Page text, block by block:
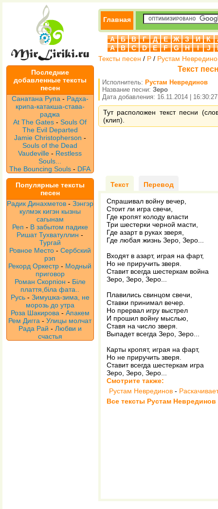
Последние
добавленные тексты
песен
Санатана Рупа - Радха-
крипа-катакша-става-
раджа
At The Gates -Souls Of
The Evil Departed
Jamie Christopherson -
Souls of the Dead
Vaudeville- Restless
Souls...
The Bouncing Souls - DFA
Популярные тексты
песен
Радик Динахметов - Зэнгэр
кулмэк кигэн кызны
сагынам
Реп - В забытом падике
Ришат Тухватуллин -
Тургай
Ровное Место - Сербский
рэп
Рекорд Оркестр - Модный
приговор
Роман Скорпіон - Біле
плаття,біла фата..
Русь - Зимушка-зима, не
морозь до утра
Роза Шакирова - Апакем
Рем Дигга -Улицы молчат
Рада Рай - Любви и
счастья
Главная
А Б В Г Д Е Ж З И К
A
B C D E F G H I J
Тексты песен / Р / Рустам
Текст
Исполнитель: Рустам Неврединов
Название песни: Зеро
Дата добавления: 16.11.2014 | 16:30:27
Тут расположен текст песни
(клип).
Текст Перевод
Спрашивал войну вечер,
Стоит ли игра свечи,
Где кропят колоду власти
Три шестерки черной масти,
Где азарт в руках зверя,
Где любая жизнь Зеро, Зеро...
Входят в азарт, играя на фарт,
Но не приручить зверя.
Ставит всегда шестеркам война
Зеро, Зеро, Зеро...
Плавились свинцом свечи,
Ставки принимал вечер.
Но прервал игру выстрел
И прошил войну мыслью,
Ставя на число зверя.
Выпадет всегда Зеро, Зеро...
Карты кропят, играя на фарт,
Но не приручить зверя.
Ставит всегда шестеркам игра
Зеро, Зеро, Зеро...
Смотрите также:
Рустам Неврединов -
Все тексты Рустам Неврединов